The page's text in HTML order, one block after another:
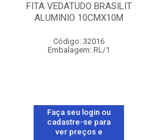
FITA VEDATUDO BRASILIT
ALUMINIO 10CMX10M
Código: 32016
Embalagem: RL/1
Faça seu login ou
cadastre-se para
ver preços e